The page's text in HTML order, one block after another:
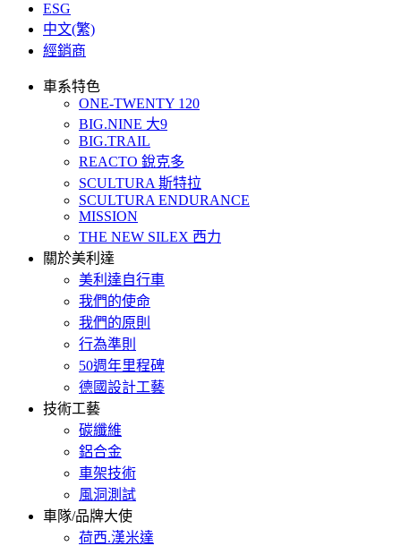
ESG
中文(繁)
經銷商
車系特色
ONE-TWENTY 120
BIG.NINE 大9
BIG.TRAIL
REACTO 銳克多
SCULTURA 斯特拉
SCULTURA ENDURANCE
MISSION
THE NEW SILEX 西力
關於美利達
美利達自行車
我們的使命
我們的原則
行為準則
50週年里程碑
德國設計工藝
技術工藝
碳纖維
鋁合金
車架技術
風洞測試
車隊/品牌大使
荷西.漢米達